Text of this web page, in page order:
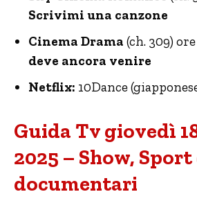
Scrivimi una canzone
Cinema Drama (ch. 309)
deve ancora venire
Netflix: 10Dance
Guida Tv giovedì
2025 – Show, Sport
documentari